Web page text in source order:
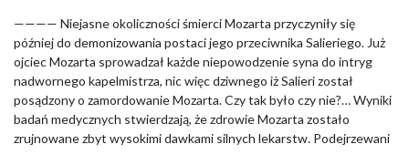
———— Niejasne okoliczności śmierci Mozarta przyczyniły się
później do demonizowania postaci jego przeciwnika Salieriego. Już
ojciec Mozarta sprowadzał każde niepowodzenie syna do intryg
nadwornego kapelmistrza, nic więc dziwnego iż Salieri został
posądzony o zamordowanie Mozarta. Czy tak było czy nie?… Wyniki
badań medycznych stwierdzają, że zdrowie Mozarta zostało
zrujnowane zbyt wysokimi dawkami silnych lekarstw. Podejrzewani